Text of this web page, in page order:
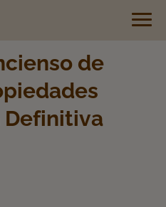
de
Definitiva